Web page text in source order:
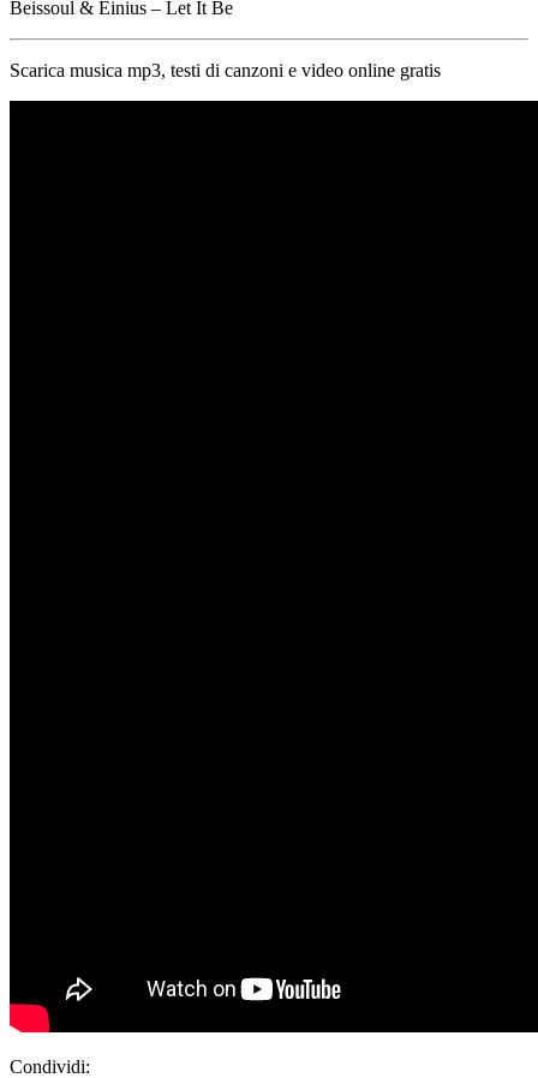
Beissoul & Einius – Let It Be
Scarica musica mp3, testi di canzoni e video online gratis
Condividi: